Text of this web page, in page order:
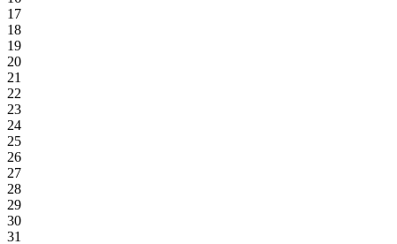
17
18
19
20
21
22
23
24
25
26
27
28
29
30
31